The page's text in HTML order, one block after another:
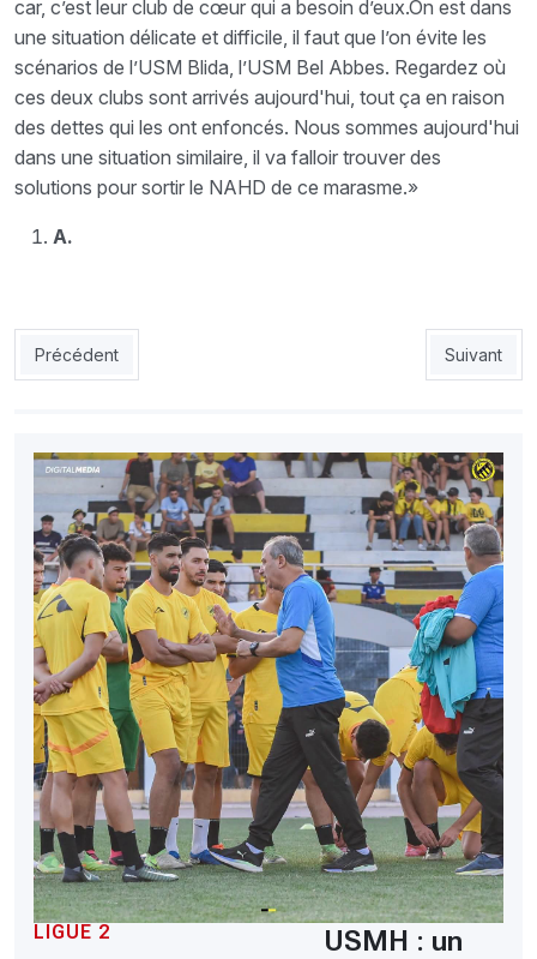
car, c’est leur club de cœur qui a besoin d’eux.On est dans
une situation délicate et difficile, il faut que l’on évite les
scénarios de l’USM Blida, l’USM Bel Abbes. Regardez où
ces deux clubs sont arrivés aujourd'hui, tout ça en raison
des dettes qui les ont enfoncés. Nous sommes aujourd'hui
dans une situation similaire, il va falloir trouver des
solutions pour sortir le NAHD de ce marasme.»
A.
Article précédent : NAHD : Un bilan catastrophique
Précédent Article
Suivant
LIGUE 2
USMH : un